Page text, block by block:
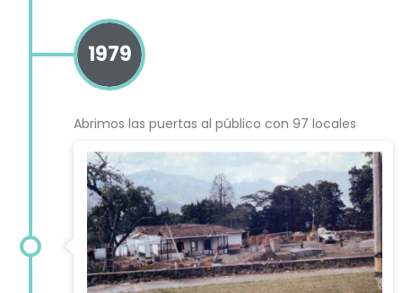
1979
Abrimos las puertas al público con 97 locales